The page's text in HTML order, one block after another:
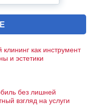
как инструмент
и эстетики
без лишней
взгляд на услуги